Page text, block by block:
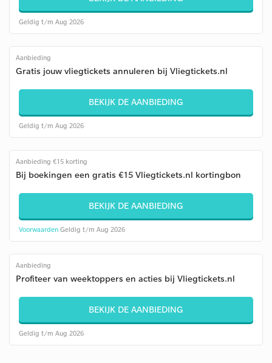
Geldig t/m Aug 2026
Aanbieding
Gratis jouw vliegtickets annuleren bij Vliegtickets.nl
BEKIJK DE AANBIEDING
Geldig t/m Aug 2026
Aanbieding €15 korting
Bij boekingen een gratis €15 Vliegtickets.nl kortingbon
BEKIJK DE AANBIEDING
Voorwaarden Geldig t/m Aug 2026
Aanbieding
Profiteer van weektoppers en acties bij Vliegtickets.nl
BEKIJK DE AANBIEDING
Geldig t/m Aug 2026